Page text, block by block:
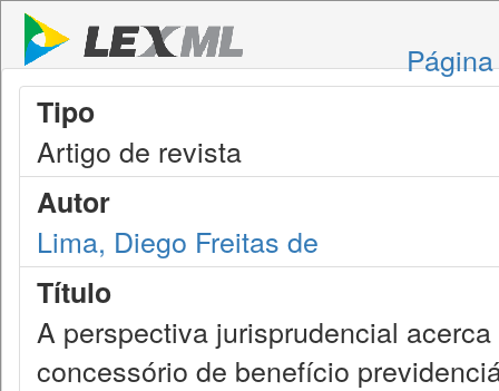
Tipo
Artigo de revista
Autor
Lima, Diego Freitas de
Título
A perspectiva jurisprudencial
concessório de benefício